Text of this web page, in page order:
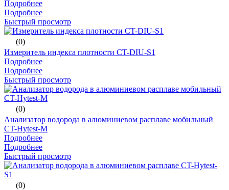
Подробнее
Подробнее
Быстрый просмотр
(0)
Измеритель индекса плотности CT-DIU-S1
Подробнее
Подробнее
Быстрый просмотр
(0)
Анализатор водорода в алюминиевом расплаве мобильный
CT-Hytest-M
Подробнее
Подробнее
Быстрый просмотр
(0)